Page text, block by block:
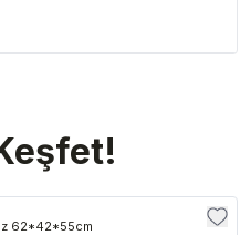
62*42*55cm